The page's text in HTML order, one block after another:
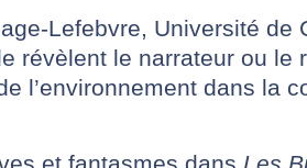
Lefebvre, Université de
révèlent le narrateur ou le
l’environnement dans la